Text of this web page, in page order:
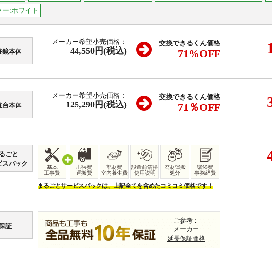
ー:ホワイト
鏡本体
メーカー希望小売価格：
44,550円(税込)
交換できるくん価格
71%OFF
台本体
メーカー希望小売価格：
125,290 円(税込)
交換できるくん価格
71 ％OFF
ごと
スパック
基本
工事費
出張費
運搬費
部材費
室内養生費
設置前清掃
使用説明
廃材運搬
処分
諸経費
事務経費
まるごとサービスパックは、上記全てを含めたコミコミ価格です！
証
ご参考：
メーカー
延長保証価格